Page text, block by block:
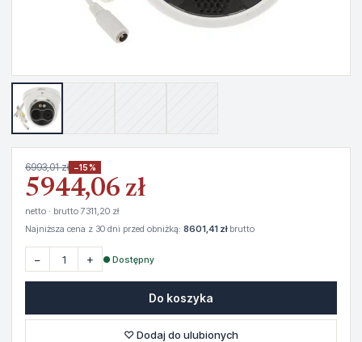
6993,01 zł −15%
5944,06 zł
netto · brutto 7311,20 zł
Najniższa cena z 30 dni przed obniżką: 8601,41 złbrutto
− + ● Dostępny
Do koszyka
♡ Dodaj do ulubionych